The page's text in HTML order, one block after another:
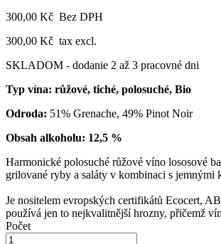
300,00 Kč Bez DPH
300,00 Kč tax excl.
SKLADOM - dodanie 2 až 3 pracovné dni
Typ vína: růžové, tiché, polosuché, Bio
Odroda: 51% Grenache, 49% Pinot Noir
Obsah alkoholu: 12,5 %
Harmonické polosuché růžové víno lososové
grilované ryby a saláty v kombinaci s jemnými
Je nositelem evropských certifikátů Ecocert,
používá jen to nejkvalitnější hrozny, přičemž
Počet